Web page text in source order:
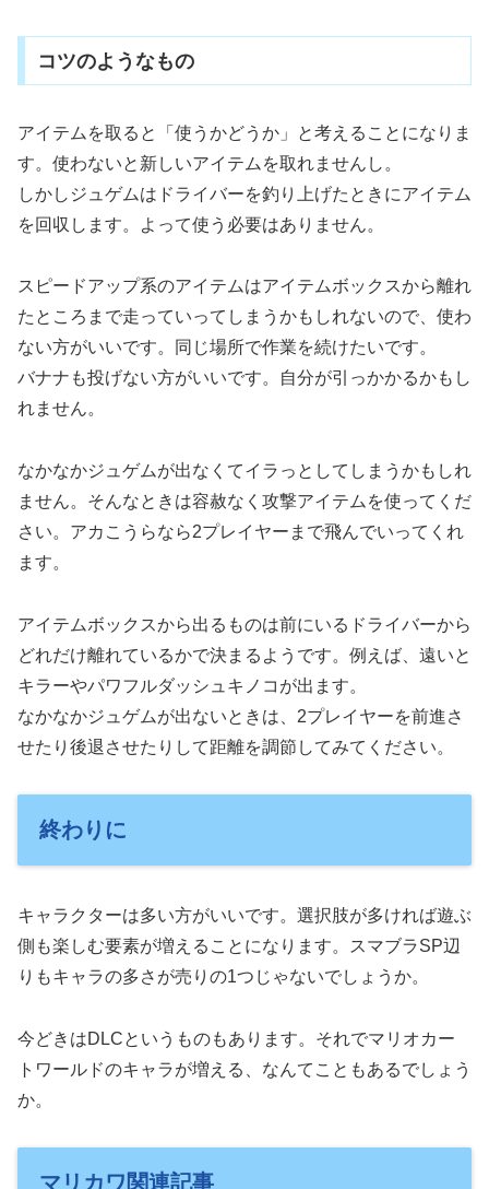
コツのようなもの
アイテムを取ると「使うかどうか」と考えることになりま
す。使わないと新しいアイテムを取れませんし。
しかしジュゲムはドライバーを釣り上げたときにアイテム
を回収します。よって使う必要はありません。
スピードアップ系のアイテムはアイテムボックスから離れ
たところまで走っていってしまうかもしれないので、使わ
ない方がいいです。同じ場所で作業を続けたいです。
バナナも投げない方がいいです。自分が引っかかるかもし
れません。
なかなかジュゲムが出なくてイラっとしてしまうかもしれ
ません。そんなときは容赦なく攻撃アイテムを使ってくだ
さい。アカこうらなら2プレイヤーまで飛んでいってくれ
ます。
アイテムボックスから出るものは前にいるドライバーから
どれだけ離れているかで決まるようです。例えば、遠いと
キラーやパワフルダッシュキノコが出ます。
なかなかジュゲムが出ないときは、2プレイヤーを前進さ
せたり後退させたりして距離を調節してみてください。
終わりに
キャラクターは多い方がいいです。選択肢が多ければ遊ぶ
側も楽しむ要素が増えることになります。スマブラSP辺
りもキャラの多さが売りの1つじゃないでしょうか。
今どきはDLCというものもあります。それでマリオカー
トワールドのキャラが増える、なんてこともあるでしょう
か。
マリカワ関連記事